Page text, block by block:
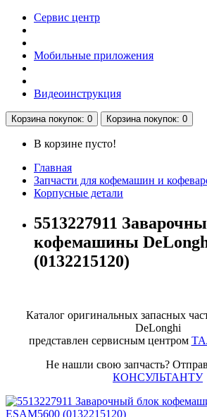
Сервис центр
Мобильные приложения
Видеоинструкция
Корзинапокупок: 0 Корзинапокупок: 0
В корзине пусто!
Главная
Запчасти для кофемашин и
Корпусные детали
5513227911
кофемашины
(0132215120)
Каталог оригинальных запасных
DeLonghi
представлен сервисным центром
Не нашли свою запчасть?
КОНСУЛЬТАНТУ